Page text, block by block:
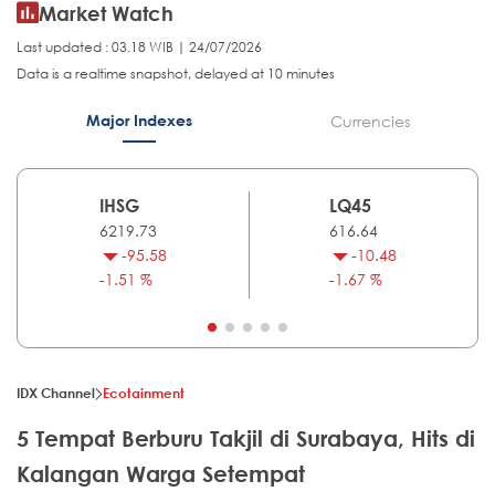
Market Watch
Last updated : 03.18 WIB | 24/07/2026
Data is a realtime snapshot, delayed at 10 minutes
Major Indexes Currencies
IHSG
6219.73
-95.58
-1.51 %
LQ45
616.64
-10.48
-1.67 %
IDX Channel Ecotainment
5 Tempat Berburu Takjil di Surabaya, Hits di
Kalangan Warga Setempat